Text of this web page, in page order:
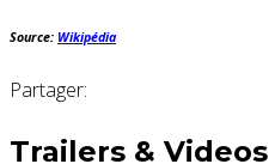
Source: Wikipédia
Partager:
Trailers & Videos